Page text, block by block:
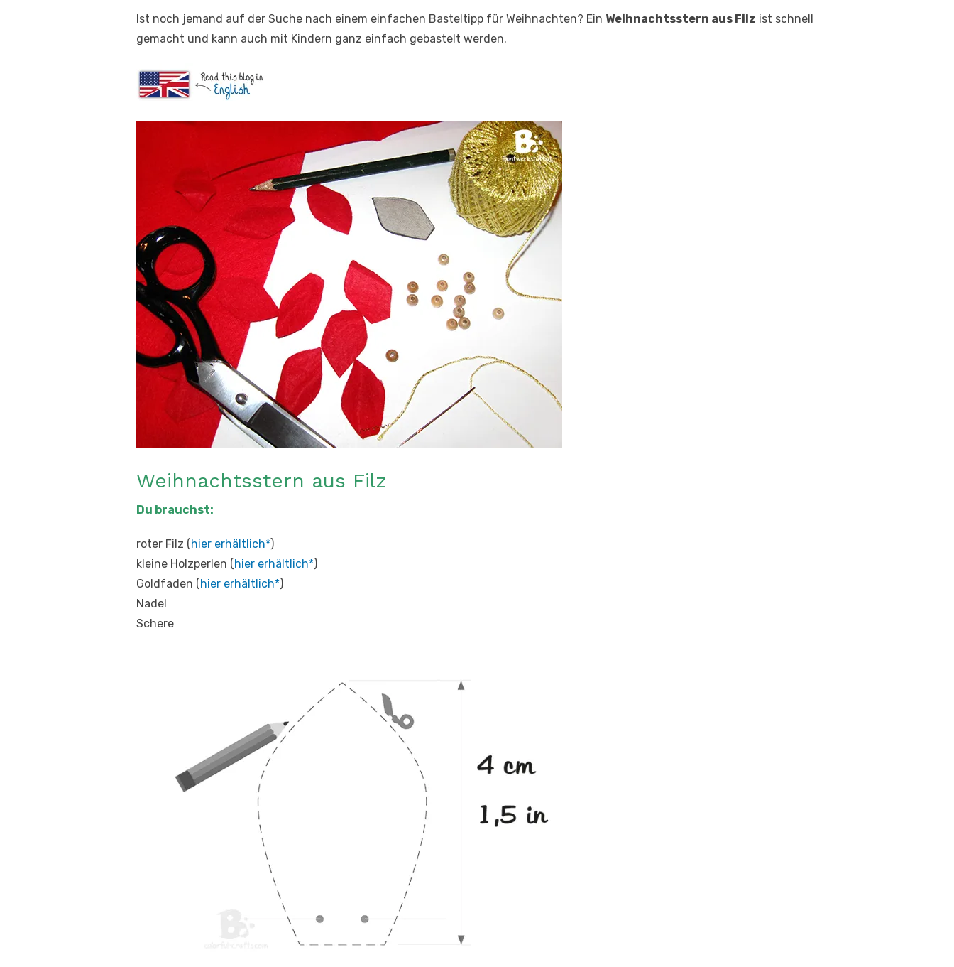
Ist noch jemand auf der Suche nach einem einfachen Basteltipp für Weihnachten? Ein Weihnachtsstern aus Filz ist schnell
gemacht und kann auch mit Kindern ganz einfach gebastelt werden.
Weihnachtsstern aus Filz
Du brauchst:
roter Filz (hier erhältlich*)
kleine Holzperlen (hier erhältlich*)
Goldfaden (hier erhältlich*)
Nadel
Schere